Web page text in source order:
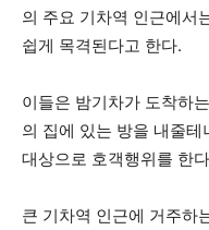
의 주요 기차역 인근에서
쉽게 목격된다고 한다.
이들은 밤기차가 도착하
의 집에 있는 방을 내줄
대상으로 호객행위를 한
큰 기차역 인근에 거주하